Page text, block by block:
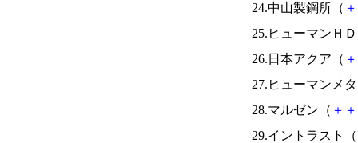
24.中山製鋼所（ ＋
25.ヒューマンＨ
26.日本アクア（ ＋
27.ヒューマンメ
28.マルゼン（ ＋ ＋
29.イントラスト（